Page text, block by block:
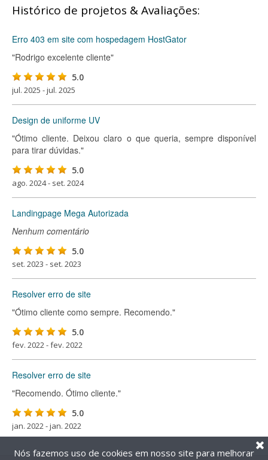
Histórico de projetos & Avaliações:
Erro 403 em site com hospedagem HostGator
"Rodrigo excelente cliente"
5.0
jul. 2025 - jul. 2025
Design de uniforme UV
"Ótimo cliente. Deixou claro o que queria, sempre disponível
para tirar dúvidas."
5.0
ago. 2024 - set. 2024
Landingpage Mega Autorizada
Nenhum comentário
5.0
set. 2023 - set. 2023
Resolver erro de site
"Ótimo cliente como sempre. Recomendo."
5.0
fev. 2022 - fev. 2022
Resolver erro de site
"Recomendo. Ótimo cliente."
5.0
jan. 2022 - jan. 2022
Nós fazemos uso de cookies em nosso site para melhorar